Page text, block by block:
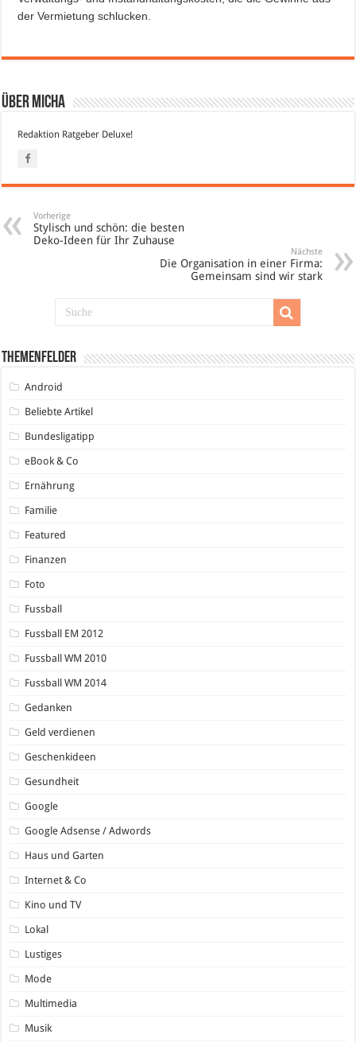
der Vermietung schlucken.
Über Micha
Redaktion Ratgeber Deluxe!
Vorherige
Stylisch und schön: die besten
Deko-Ideen für Ihr Zuhause
Nächste
Die Organisation in einer Firma:
Gemeinsam sind wir stark
Themenfelder
Android
Beliebte Artikel
Bundesligatipp
eBook & Co
Ernährung
Familie
Featured
Finanzen
Foto
Fussball
Fussball EM 2012
Fussball WM 2010
Fussball WM 2014
Gedanken
Geld verdienen
Geschenkideen
Gesundheit
Google
Google Adsense / Adwords
Haus und Garten
Internet & Co
Kino und TV
Lokal
Lustiges
Mode
Multimedia
Musik